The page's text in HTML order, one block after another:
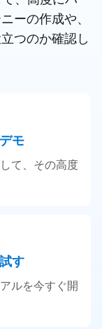
ーの作成や、
つのか確認し
モ
て、その高度
す
ルを今すぐ開